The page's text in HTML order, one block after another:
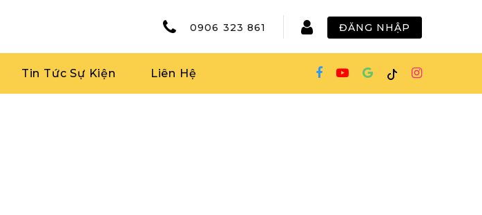
0906 323 861 ĐĂNG NHẬP
Tin Tức Sự Kiện Liên Hệ